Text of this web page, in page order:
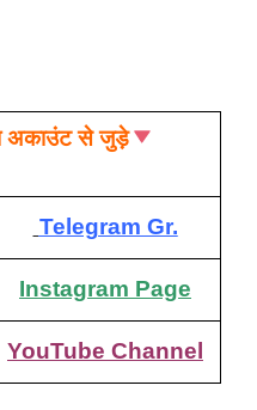
अकाउंट से जुड़े
Telegram Gr.
Instagram Page
YouTube Channel